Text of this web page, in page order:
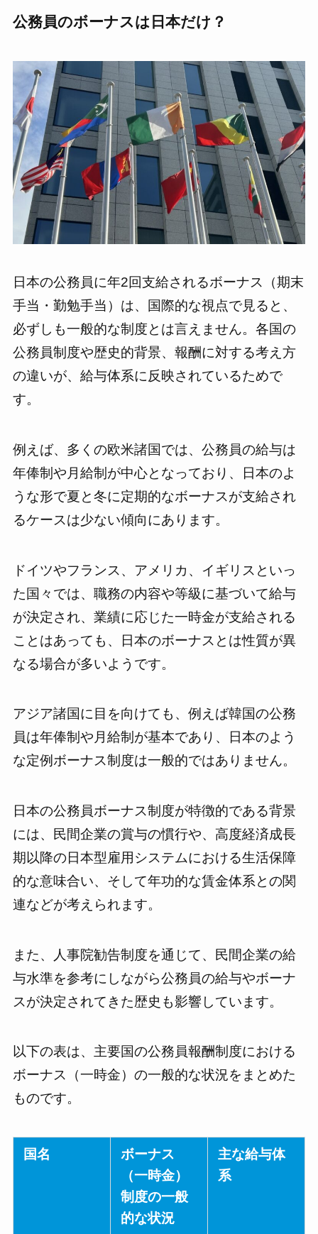
公務員のボーナスは日本だけ？
日本の公務員に年2回支給されるボーナス（期末
手当・勤勉手当）は、国際的な視点で見ると、
必ずしも一般的な制度とは言えません。各国の
公務員制度や歴史的背景、報酬に対する考え方
の違いが、給与体系に反映されているためで
す。
例えば、多くの欧米諸国では、公務員の給与は
年俸制や月給制が中心となっており、日本のよ
うな形で夏と冬に定期的なボーナスが支給され
るケースは少ない傾向にあります。
ドイツやフランス、アメリカ、イギリスといっ
た国々では、職務の内容や等級に基づいて給与
が決定され、業績に応じた一時金が支給される
ことはあっても、日本のボーナスとは性質が異
なる場合が多いようです。
アジア諸国に目を向けても、例えば韓国の公務
員は年俸制や月給制が基本であり、日本のよう
な定例ボーナス制度は一般的ではありません。
日本の公務員ボーナス制度が特徴的である背景
には、民間企業の賞与の慣行や、高度経済成長
期以降の日本型雇用システムにおける生活保障
的な意味合い、そして年功的な賃金体系との関
連などが考えられます。
また、人事院勧告制度を通じて、民間企業の給
与水準を参考にしながら公務員の給与やボーナ
スが決定されてきた歴史も影響しています。
以下の表は、主要国の公務員報酬制度における
ボーナス（一時金）の一般的な状況をまとめた
ものです。
国名
ボーナス
（一時金）
制度の一般
的な状況
主な給与体
系